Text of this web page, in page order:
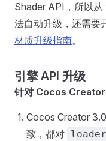
Shader API，所以
法自动升级，还需要
材质升级指南。
引擎 API 升级
针对 Cocos Creator
Cocos Creator
致，都对 loader